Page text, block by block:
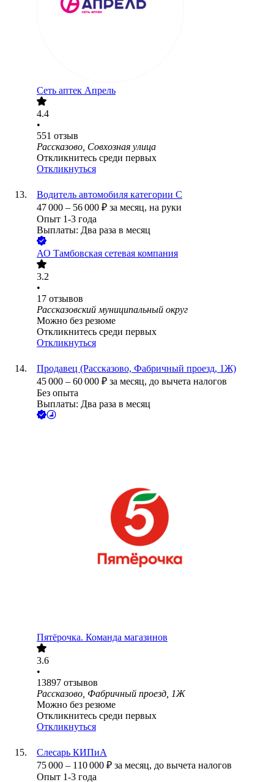
Сеть аптек Апрель
4.4
•
551 отзыв
Рассказово, Совхозная улица
Откликнитесь среди первых
Откликнуться
Водитель автомобиля категории С
47 000 – 56 000 ₽ за месяц, на руки
Опыт 1-3 года
Выплаты: Два раза в месяц
АО Тамбовская сетевая компания
3.2
•
17 отзывов
Рассказовский муниципальный округ
Можно без резюме
Откликнитесь среди первых
Откликнуться
Продавец (Рассказово, Фабричный проезд, 1Ж)
45 000 – 60 000 ₽ за месяц, до вычета налогов
Без опыта
Выплаты: Два раза в месяц
Пятёрочка. Команда магазинов
3.6
•
13897 отзывов
Рассказово, Фабричный проезд, 1Ж
Можно без резюме
Откликнитесь среди первых
Откликнуться
Слесарь КИПиА
75 000 – 110 000 ₽ за месяц, до вычета налогов
Опыт 1-3 года